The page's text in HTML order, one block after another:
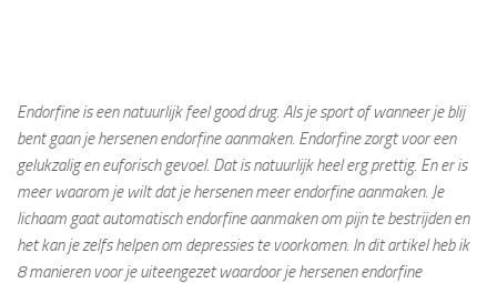
Endorfine is een natuurlijk feel good drug. Als je sport of wanneer je blij
bent gaan je hersenen endorfine aanmaken. Endorfine zorgt voor een
gelukzalig en euforisch gevoel. Dat is natuurlijk heel erg prettig. En er is
meer waarom je wilt dat je hersenen meer endorfine aanmaken. Je
lichaam gaat automatisch endorfine aanmaken om pijn te bestrijden en
het kan je zelfs helpen om depressies te voorkomen. In dit artikel heb ik
8 manieren voor je uiteengezet waardoor je hersenen endorfine